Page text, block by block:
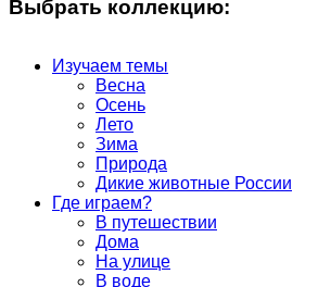
Выбрать коллекцию:
Изучаем темы
Весна
Осень
Лето
Зима
Природа
Дикие животные России
Где играем?
В путешествии
Дома
На улице
В воде